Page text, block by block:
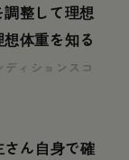
整して理想
体重を知る
ディションスコ
ん自身で確